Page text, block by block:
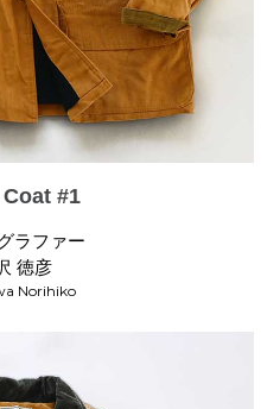
#1
ラファー
徳彦
Norihiko